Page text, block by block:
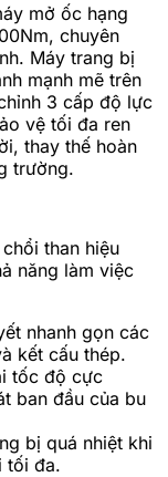
mở ốc hạng
chuyên
Máy trang bị
mạnh mẽ trên
3 cấp độ lực
vệ tối đa ren
thay thế hoàn
trường.
than hiệu
năng làm việc
nhanh gọn các
kết cấu thép.
tốc độ cực
ban đầu của bu
bị quá nhiệt khi
tối đa.